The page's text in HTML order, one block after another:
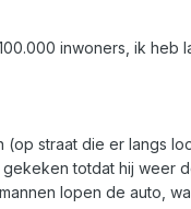
inwoners, ik
straat die er langs
totdat hij weer
lopen de auto,